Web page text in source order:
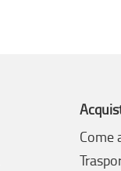
Come